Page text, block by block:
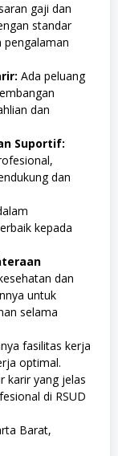
gaji dan
standar
pengalaman
Ada peluang
dan
Suportif:
dan
kepada
dan
untuk
selama
fasilitas kerja
optimal.
karir yang jelas
di RSUD
Barat,